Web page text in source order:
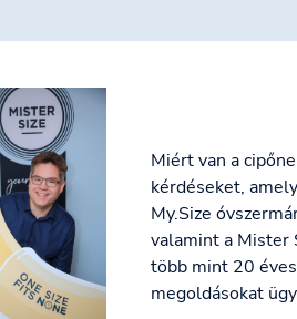
Miért van a
kérdéseket,
My.Size
valamint a Mister
több mint 20
megoldásokat